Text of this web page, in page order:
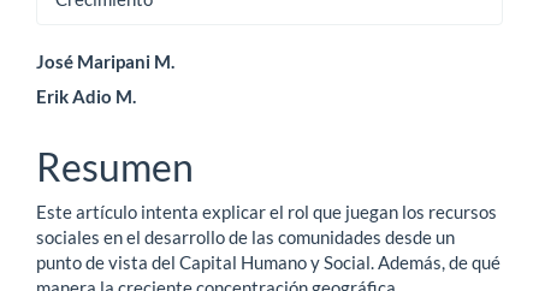
Contenido
principal
del
artículo
José Maripani M.
Erik Adio M.
Resumen
Este artículo intenta explicar el rol que juegan los recursos
sociales en el desarrollo de las comunidades desde un
punto de vista del Capital Humano y Social. Además, de qué